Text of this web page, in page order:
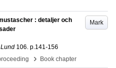
Mark
: detaljer och
106. p.141-156
› Book chapter